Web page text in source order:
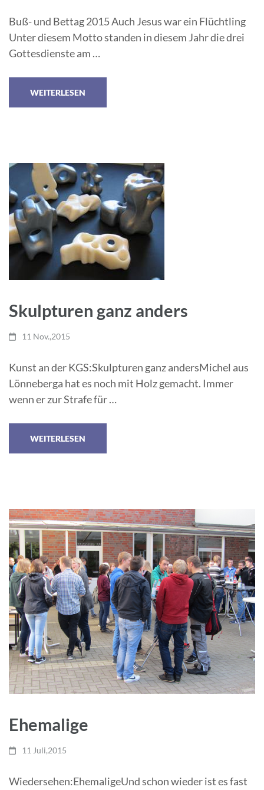
Buß- und Bettag 2015 Auch Jesus war ein Flüchtling
Unter diesem Motto standen in diesem Jahr die drei
Gottesdienste am …
WEITERLESEN
Skulpturen ganz anders
11 Nov.,2015
Kunst an der KGS:Skulpturen ganz andersMichel aus
Lönneberga hat es noch mit Holz gemacht. Immer
wenn er zur Strafe für …
WEITERLESEN
Ehemalige
11 Juli,2015
Wiedersehen:EhemaligeUnd schon wieder ist es fast